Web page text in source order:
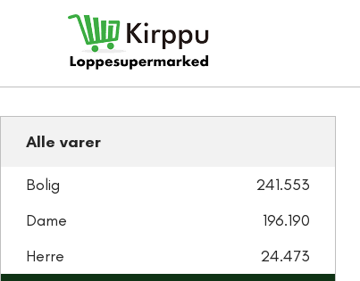
Alle varer
Bolig
241.553
Dame
196.190
Herre
24.473